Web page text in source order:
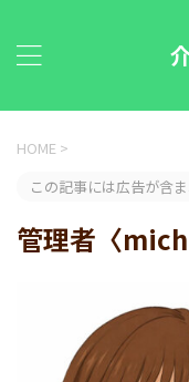
HOME >
この記事には広告が含
管理者〈